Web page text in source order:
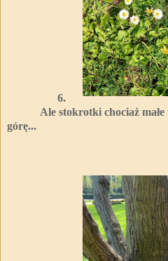
6.
Ale stokrotki chociaż małe to
górę...